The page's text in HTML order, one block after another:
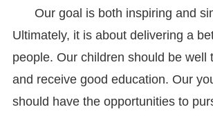
Our goal is both inspiring and
Ultimately, it is about delivering a
people. Our children should be well
and receive good education. Our
should have the opportunities to